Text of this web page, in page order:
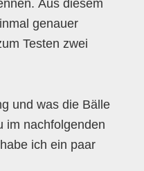
Aus diesem
genauer
Testen zwei
und was die Bälle
im nachfolgenden
ich ein paar